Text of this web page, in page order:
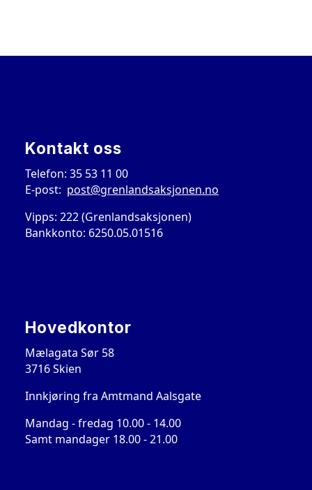
Kontakt oss
Telefon: 35 53 11 00
E-post: post@grenlandsaksjonen.no
Vipps: 222 (Grenlandsaksjonen)
Bankkonto: 6250.05.01516
Hovedkontor
Mælagata Sør 58
3716 Skien
Innkjøring fra Amtmand Aalsgate
Mandag - fredag 10.00 - 14.00
Samt mandager 18.00 - 21.00